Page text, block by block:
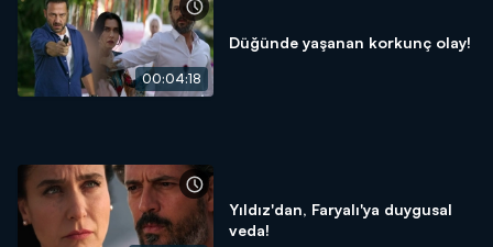
00:04:18
Düğünde yaşanan korkunç olay!
Yıldız'dan, Faryalı'ya duygusal
veda!